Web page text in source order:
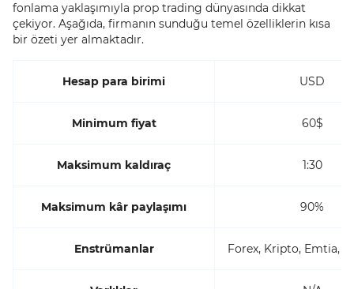
fonlama yaklaşımıyla prop trading dünyasında dikkat
çekiyor. Aşağıda, firmanın sunduğu temel özelliklerin kısa
bir özeti yer almaktadır.
Hesap para birimi USD
Minimum fiyat 60$
Maksimum kaldıraç 1:30
Maksimum kâr paylaşımı 90%
Enstrümanlar Forex, Kripto, Emtia,